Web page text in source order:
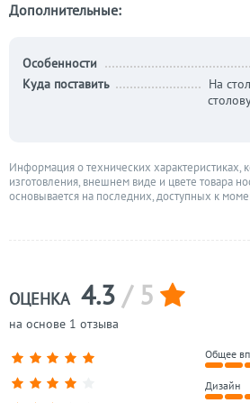
Дополнительные:
Особенности
Куда поставить
На
Информация о технических характеристиках,
изготовления, внешнем виде и цвете товара
основывается на последних, доступных к
ОЦЕНКА 4.3 / 5
на основе 1 отзыва
Общее
Дизайн